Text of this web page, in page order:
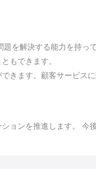
を解決する能力を持っ
もできます。
きます。顧客サービス
ョンを推進します。 今